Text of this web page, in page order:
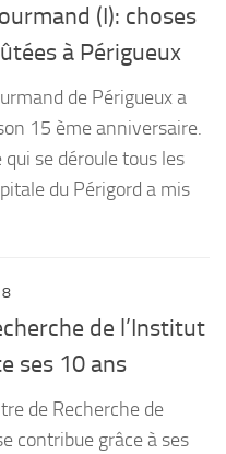
(I): choses
à Périgueux
de Périgueux a
15 ème anniversaire.
se déroule tous les
du Périgord a mis
de l’Institut
ses 10 ans
de Recherche de
contribue grâce à ses